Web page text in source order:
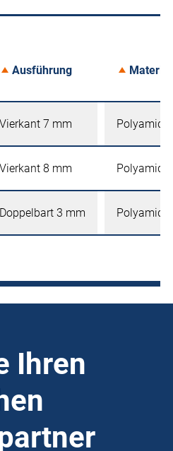
Ausführung Material
Vierkant 7 mm Polyamid
Vierkant 8 mm Polyamid
Doppelbart 3 mm Polyamid
Ihren